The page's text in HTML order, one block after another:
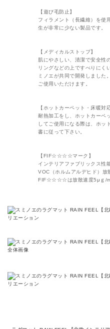
【遊び毛防止】
フィラメント（長繊維）を使
生が非常に少ない製品です。
【メディカルストップ】
肌にやさしい、清潔で安全性
リングなどの上ですべりにく
ミノエが共同で開発しました
ご使用いただけます。
【ホットカーペット・床暖対
耐熱加工をし、ホットカーペ
してご使用になる際は、ホッ
書に従って下さい。
【FIF☆☆☆☆マーク】
インテリアファブリックス性
VOC（ホルムアルデヒド）放
FIF☆☆☆☆は放散速度5μｇ/